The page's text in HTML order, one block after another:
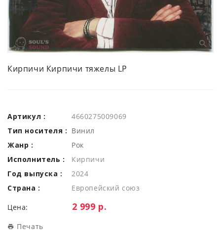
Кирпичи Кирпичи тяжелы LP
Артикул :
4660275009069
Тип носителя : Винил
Жанр :
Рок
Исполнитель :
Кирпичи
Год выпуска :
2024
Страна :
Европейский союз
Цена: Цена:
2 999 р.
Печать